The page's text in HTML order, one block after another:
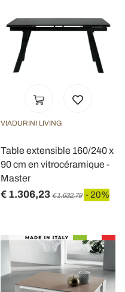
VIADURINI LIVING
Table extensible 160/240 x
90 cm en vitrocéramique -
Master
€ 1.306,23 € 1.632,79 - 20%